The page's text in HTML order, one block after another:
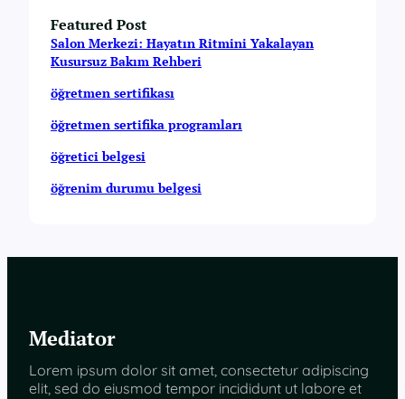
Featured Post
Salon Merkezi: Hayatın Ritmini Yakalayan
Kusursuz Bakım Rehberi
öğretmen sertifikası
öğretmen sertifika programları
öğretici belgesi
öğrenim durumu belgesi
Mediator
Lorem ipsum dolor sit amet, consectetur adipiscing
elit, sed do eiusmod tempor incididunt ut labore et